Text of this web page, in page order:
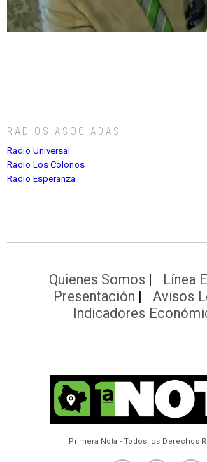
RADIOS ASOCIADAS
Radio Universal
Radio Los Colonos
Radio Esperanza
Quienes Somos
Línea
Presentación
Avisos
Indicadores
Primera Nota - Todos los Derechos